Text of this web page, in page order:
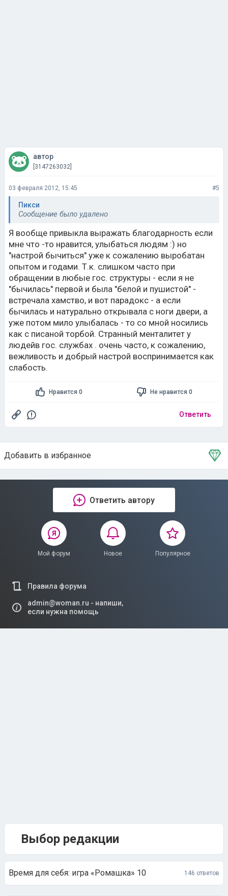
автор
[3147263032]
03 февраля 2012, 15:45 #5
Пикси
Сообщение было удалено
Я вообще привыкла выражать благодарность если
мне что -то нравится, улыбаться людям :) но
"настрой бычиться" уже к сожалению выробатан
опытом и годами. Т.к. слишком часто при
обращении в любые гос. структуры - если я не
"бычилась" первой и была "белой и пушистой" -
встречала хамство, и вот парадокс - а если
бычилась и натурально открывала с ноги двери, а
уже потом мило улыбалась - то со мной носились
как с писаной торбой. Странный менталитет у
людейв гос. службах . очень часто, к сожалению,
вежливость и добрый настрой воспринимается как
слабость.
Нравится 0 Не нравится 0
Ответить
Добавить в избранное
Тема в избранном
Ответить автору
Мой форум Новое Популярное
Правила форума
admin@woman.ru - напиши,
если нужна помощь
Выбор редакции
Время для себя: игра «Ромашка» 10 146 ответов